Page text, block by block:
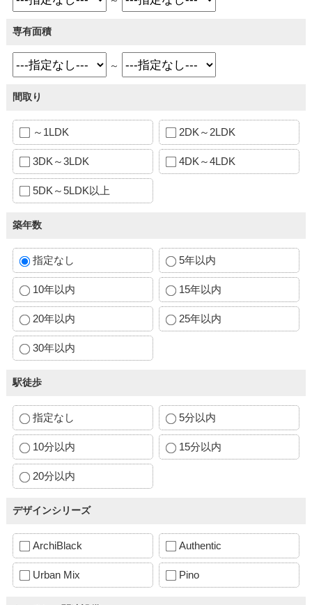
専有面積
～
間取り
～1LDK 2DK～2LDK
3DK～3LDK 4DK～4LDK
5DK～5LDK以上
築年数
指定なし 5年以内
10年以内 15年以内
20年以内 25年以内
30年以内
駅徒歩
指定なし 5分以内
10分以内 15分以内
20分以内
デザインシリーズ
ArchiBlack Authentic
Urban Mix Pino